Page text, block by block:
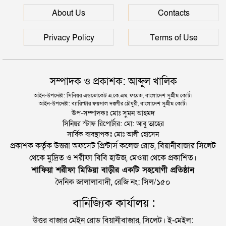
সিলেটে আরও দুইজনের মৃত্যু, হাসপাতালে ৩ শতাধিক
About Us Contacts
Privacy Policy Terms of Use
সম্পাদক ও প্রকাশক: আব্দুল খালিক
আইন-উপদেষ্টা: সিনিয়র এডভোকেট এ.কে.এম. ফয়েজ, বাংলাদেশ সুপ্রীম কোর্ট।
আইন-উপদেষ্টা: ব্যারিস্টার ফয়সাল দস্তগীর চৌধুরী, বাংলাদেশ সুপ্রীম কোর্ট।
উপ-সম্পাদকঃ মোঃ সুমন আহমদ
সিনিয়র স্টাফ রিপোর্টার: মো: আবু তাহের
সার্বিক ব্যবস্থাপকঃ মোঃ আলী হোসেন
প্রকাশক কর্তৃক উত্তরা অফসেট প্রিন্টার্স কলেজ রোড, বিয়ানীবাজার সিলেট
থেকে মুদ্রিত ও শরীফা বিবি হাউজ, মেওয়া থেকে প্রকাশিত।
শাফিয়া শরীফা মিডিয়া বাড়ীর একটি সহযোগী প্রতিষ্ঠান
দৈনিক জালালাবাদী, রেজি নং: সিল/১৫০
বানিজ্যিক কার্যালয় :
উত্তর বাজার মেইন রোড বিয়ানীবাজার, সিলেট। ই-মেইল: